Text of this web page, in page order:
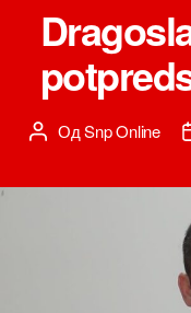
Аутор
ОдSnp Online